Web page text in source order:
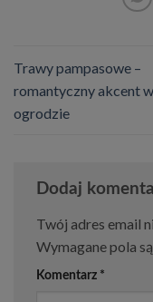
Trawy pampasowe –
romantyczny akcent w
ogrodzie
Dodaj
Twój adres email
Wymagane pola
Komentarz *